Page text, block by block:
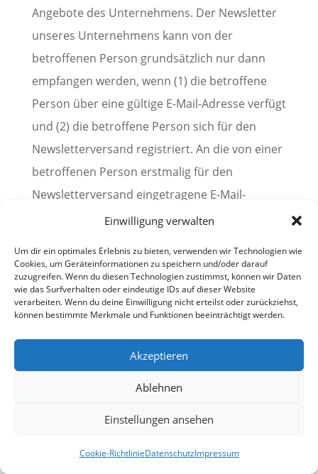
Einwilligung verwalten
Um dir ein optimales Erlebnis zu bieten, verwenden wir Technologien wie
Cookies, um Geräteinformationen zu speichern und/oder darauf
zuzugreifen. Wenn du diesen Technologien zustimmst, können wir Daten
wie das Surfverhalten oder eindeutige IDs auf dieser Website
verarbeiten. Wenn du deine Einwilligung nicht erteilst oder zurückziehst,
können bestimmte Merkmale und Funktionen beeinträchtigt werden.
Akzeptieren
Ablehnen
Einstellungen ansehen
Cookie-RichtlinieDatenschutzImpressum
Angebote des Unternehmens. Der Newsletter
unseres Unternehmens kann von der
betroffenen Person grundsätzlich nur dann
empfangen werden, wenn (1) die betroffene
Person über eine gültige E-Mail-Adresse verfügt
und (2) die betroffene Person sich für den
Newsletterversand registriert. An die von einer
betroffenen Person erstmalig für den
Newsletterversand eingetragene E-Mail-
Adresse wird aus rechtlichen Gründen eine
versendet. Diese Bestätigungsmail dient der
Überprüfung, ob der Inhaber der E-Mail-
Adresse als betroffene Person den Empfang
Bei der Anmeldung zum Newsletter speichern
wir ferner die vom Internet-Service-Provider
Anmeldung verwendeten Computersystems